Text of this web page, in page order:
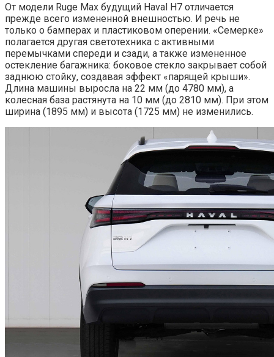
От модели Ruge Max будущий Haval H7 отличается
прежде всего измененной внешностью. И речь не
только о бамперах и пластиковом оперении. «Семерке»
полагается другая светотехника с активными
перемычками спереди и сзади, а также измененное
остекление багажника: боковое стекло закрывает собой
заднюю стойку, создавая эффект «парящей крыши».
Длина машины выросла на 22 мм (до 4780 мм), а
колесная база растянута на 10 мм (до 2810 мм). При этом
ширина (1895 мм) и высота (1725 мм) не изменились.